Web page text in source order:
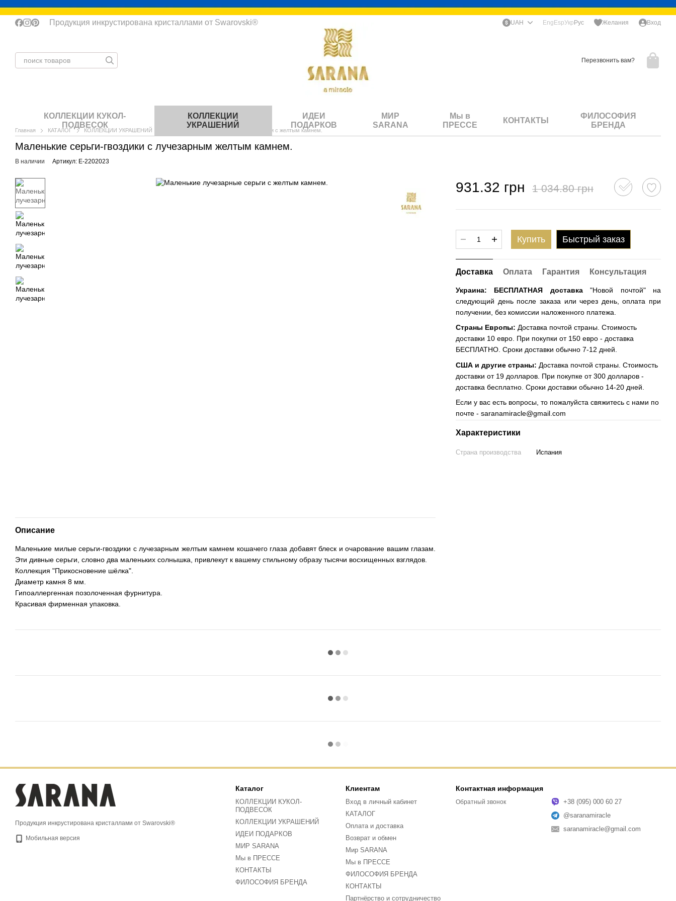
Перейти к основному контенту
Продукция инкрустирована кристаллами от Swarovski® UAH Eng EspУкр Рус Желания Вход
Перезвонить вам?
КОЛЛЕКЦИИ КУКОЛ-
ПОДВЕСОК
КОЛЛЕКЦИИ
УКРАШЕНИЙ
ИДЕИ
ПОДАРКОВ
МИР
SARANA
Мы в
ПРЕССЕ
КОНТАКТЫ
ФИЛОСОФИЯ
БРЕНДА
Главная КАТАЛОГ КОЛЛЕКЦИИ УКРАШЕНИЙ Маленькие лучезарные серьги с желтым камнем.
Маленькие серьги-гвоздики с лучезарным желтым камнем.
В наличии Артикул: E-2202023
Описание
Маленькие милые серьги-гвоздики с лучезарным желтым камнем кошачего глаза добавят блеск и очарование вашим глазам.
Эти дивные серьги, словно два маленьких солнышка, привлекут к вашему стильному образу тысячи восхищенных взглядов.
Коллекция "Прикосновение шёлка".
Диаметр камня 8 мм.
Гипоаллергенная позолоченная фурнитура.
Красивая фирменная упаковка.
931.32 грн 1 034.80 грн
Купить Быстрый заказ
Доставка Оплата Гарантия Консультация
Украина: БЕСПЛАТНАЯ доставка"Новой почтой" на
следующий день после заказа или через день, оплата при
получении, без комиссии наложенного платежа.
Страны Европы: Доставка почтой страны. Стоимость
доставки 10 евро. При покупки от 150 евро - доставка
БЕСПЛАТНО. Сроки доставки обычно 7-12 дней.
США и другие страны: Доставка почтой страны. Стоимость
доставки от 19 долларов. При покупке от 300 долларов -
доставка бесплатно. Сроки доставки обычно 14-20 дней.
Если у вас есть вопросы, то пожалуйста свяжитесь с нами по
почте - saranamiracle@gmail.com
Характеристики
Страна производства Испания
Продукция инкрустирована кристаллами от Swarovski®
Мобильная версия
Каталог
КОЛЛЕКЦИИ КУКОЛ-
ПОДВЕСОК
КОЛЛЕКЦИИ УКРАШЕНИЙ
ИДЕИ ПОДАРКОВ
МИР SARANA
Мы в ПРЕССЕ
КОНТАКТЫ
ФИЛОСОФИЯ БРЕНДА
Клиентам
Вход в личный кабинет
КАТАЛОГ
Оплата и доставка
Возврат и обмен
Мир SARANA
Мы в ПРЕССЕ
ФИЛОСОФИЯ БРЕНДА
КОНТАКТЫ
Партнёрство и сотрудничество
Контактная информация
Обратный звонок
+38 (095) 000 60 27
@saranamiracle
saranamiracle@gmail.com